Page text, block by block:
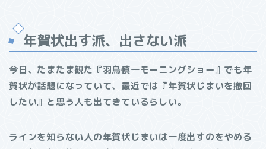
年賀状出す派、出さない派
今日、たまたま観た『羽鳥慎一モーニングショー』でも年
賀状が話題になっていて、最近では『年賀状じまいを撤回
したい』と思う人も出てきているらしい。
ラインを知らない人の年賀状じまいは一度出すのをやめる